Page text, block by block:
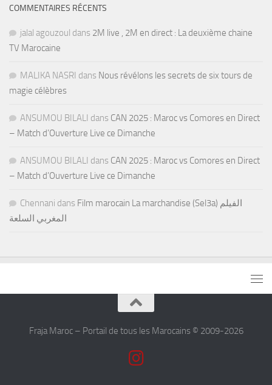
COMMENTAIRES RÉCENTS
jalal agouzoul dans 2M live , 2M en direct : La deuxième chaine
TV Marocaine
MALIKA NASRI dans Nous révélons les secrets de six tours de
magie célèbres
ANSUMOU BILALI dans CAN 2025 : Maroc vs Comores en Direct
– Match d’Ouverture Live ce Dimanche
ANSUMOU BILALI dans CAN 2025 : Maroc vs Comores en Direct
– Match d’Ouverture Live ce Dimanche
Chennani dans Film marocain La marchandise (Sel3a) الفيلم
المغربي السلعة
Fraja Maroc – Portail de tous les Marocains © 2009-2026